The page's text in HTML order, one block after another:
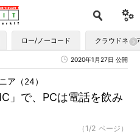
ロー/ノーコード クラウドネイ
2020年1月27日 公開
」で、PCは電話を飲み
ア（24）
（1/2 ページ）